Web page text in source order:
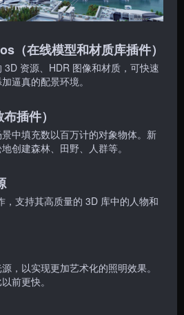
（在线模型和材质库插件）
资源、HDR 图像和材质，可快速
逼真的配景环境。
插件）
中填充数以百万计的对象物体。新
创建森林、田野、人群等。
，支持其高质量的 3D 库中的人物和
，以实现更加艺术化的照明效果。
前更快。